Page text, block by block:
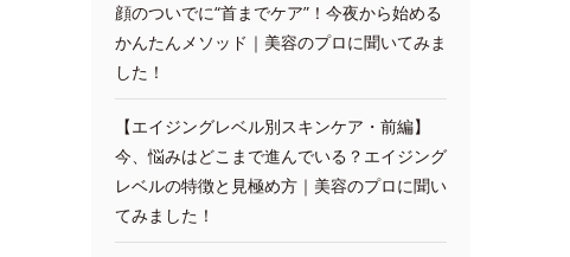
顔のついでに“首までケア”！今夜から始める
かんたんメソッド｜美容のプロに聞いてみま
した！
【エイジングレベル別スキンケア・前編】
今、悩みはどこまで進んでいる？エイジング
レベルの特徴と見極め方｜美容のプロに聞い
てみました！